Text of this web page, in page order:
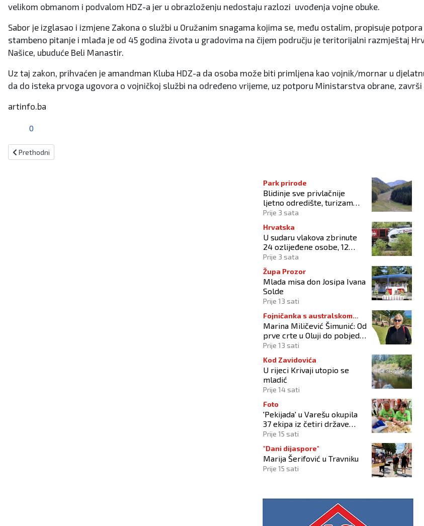
velikom obmanom i podvalom HDZ-a jer u obrazloženju nedostaju razlozi uvođenja vojne obuke.
Sabor je izglasao i izmjene Zakona o službi u Oružanim snagama kojima se, među ostalim, propisuje
stambeno pitanje i mlađa je od 45 godina života u gradovima na čijem području je teritorijalni razmještaj
Našice, ubuduće Beli Manastir.
Uz taj zakon, prihvaćen je amandman Kluba HDZ-a da osoba može biti primljena kao vojnik/mornar u
da do isteka prvoga ugovora o vojničkoj službi na određeno vrijeme, uz potporu Ministarstva obrane,
artinfo.ba
0
Prethodni članak: Bošnjačka politika kardinalno griješi, nužna reforma izbornog zakona
Prethodni
Park prirode
Blidinje sve privlačnije
ljetno odredište, turizam
raste uz izazove očuvanja
Prije 3 sata
Hrvatska
U sudaru vlakova zbrinute
24 ozlijeđene osobe, 12
zadržano na liječenju
Prije 3 sata
Župa Prozor
Mlada misa don Josipa Ivana
Solde
Prije 13 sati
Fojničanka s australskom
adresom
Marina Miličević Šimunić: Od
prve crte u Oluji do pobjede
nad vlastitim „olujama“
Prije 13 sati
Kod Zavidovića
U rijeci Krivaji utopio se
mladić
Prije 14 sati
Foto
'Pekijada' u Varešu okupila
37 ekipa iz četiri države
regije
Prije 15 sati
"Dani dijaspore"
Marija Šerifović u Travniku
Prije 15 sati